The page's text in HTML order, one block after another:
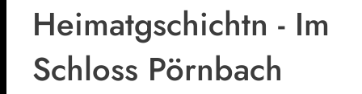
Heimatgschichtn - Im
Schloss Pörnbach